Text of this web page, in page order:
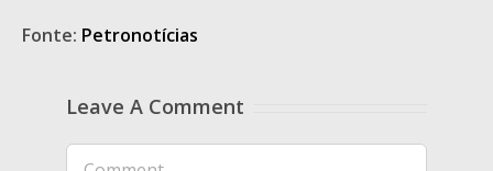
Fonte: Petronotícias
Leave A Comment
Comment